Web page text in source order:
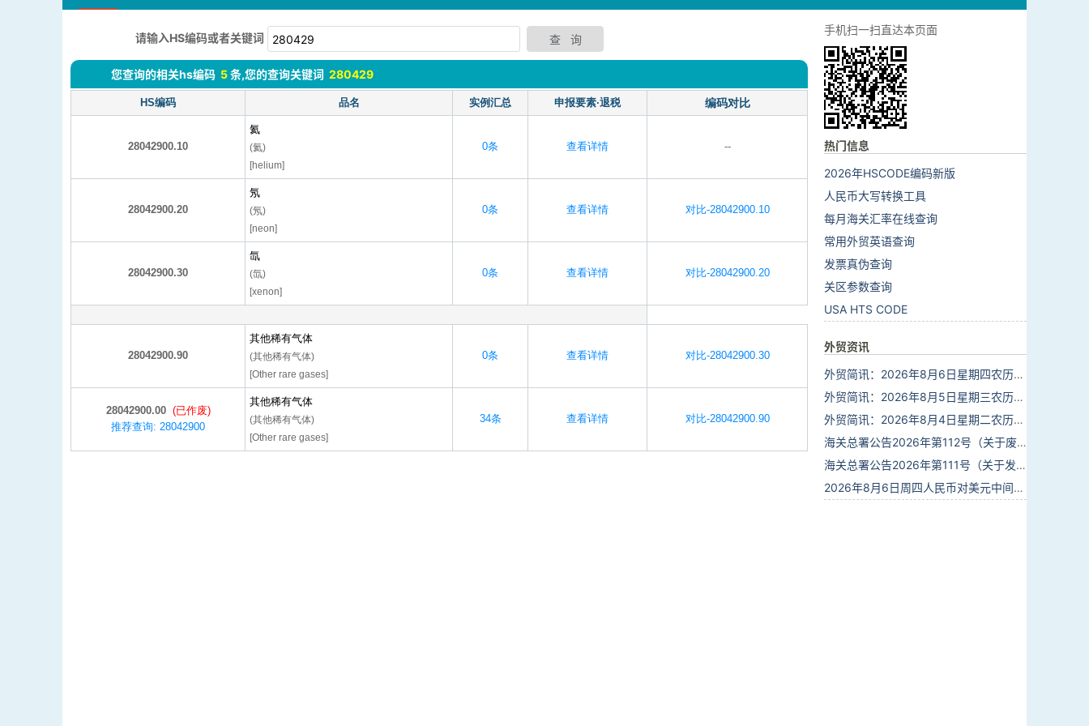
请输入HS编码或者关键词
您查询的相关hs编码 5条,您的查询关键词 280429
HS编码 品名 实例汇总 申报要素·退税 编码对比
28042900.10
氦
(氦)
[helium]
0条 查看详情 --
28042900.20
氖
(氖)
[neon]
0条 查看详情 对比-28042900.10
28042900.30
氙
(氙)
[xenon]
0条 查看详情 对比-28042900.20
28042900.90
其他稀有气体
(其他稀有气体)
[Other rare gases]
0条 查看详情 对比-28042900.30
28042900.00 (已作废)
推荐查询: 28042900
其他稀有气体
(其他稀有气体)
[Other rare gases]
34条 查看详情 对比-28042900.90
手机扫一扫直达本页面
热门信息
2026年HSCODE编码新版
人民币大写转换工具
每月海关汇率在线查询
常用外贸英语查询
发票真伪查询
关区参数查询
USA HTS CODE
外贸资讯
外贸简讯：2026年8月6日星期四农历六月廿四
外贸简讯：2026年8月5日星期三农历六月廿三
外贸简讯：2026年8月4日星期二农历六月廿二
海关总署公告2026年第112号（关于废止部分卫生检疫类规范性文件的公告）
海关总署公告2026年第111号（关于发布《进出境动植物检疫处理监督管理工作规定》《进出境卫生处理监督管理工作规定》的公告）
2026年8月6日周四人民币对美元中间价报6.7895调贬6个基点